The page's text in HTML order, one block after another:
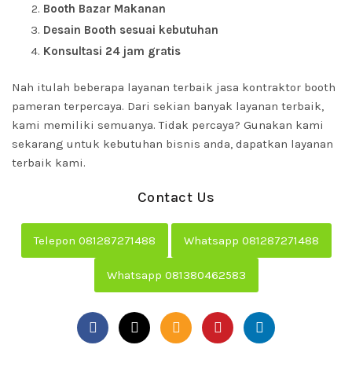
Booth Bazar Makanan
Desain Booth sesuai kebutuhan
Konsultasi 24 jam gratis
Nah itulah beberapa layanan terbaik jasa kontraktor booth
pameran terpercaya. Dari sekian banyak layanan terbaik,
kami memiliki semuanya. Tidak percaya? Gunakan kami
sekarang untuk kebutuhan bisnis anda, dapatkan layanan
terbaik kami.
Contact Us
Telepon 081287271488 Whatsapp 081287271488
Whatsapp 081380462583